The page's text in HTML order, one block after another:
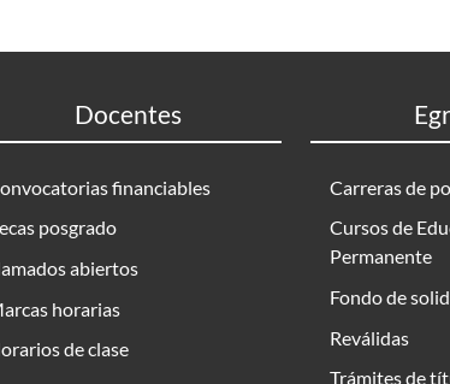
Docentes
financiables
posgrado
abiertos
horarias
de clase
Carreras de
Cursos de
Permanente
Fondo de
Reválidas
Trámites de